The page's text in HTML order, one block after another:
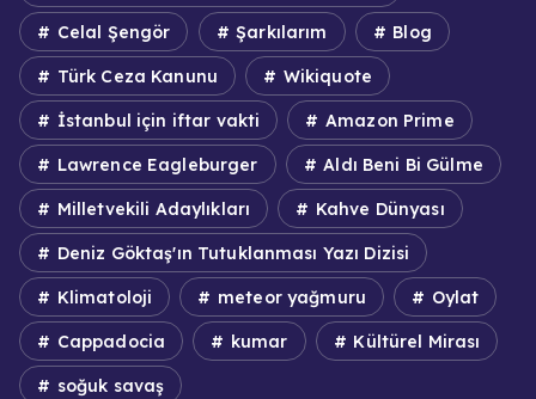
Celal Şengör Şarkılarım Blog
Türk Ceza Kanunu Wikiquote
İstanbul için iftar vakti Amazon Prime
Lawrence Eagleburger Aldı Beni Bi Gülme
Milletvekili Adaylıkları Kahve Dünyası
Deniz Göktaş'ın Tutuklanması Yazı Dizisi
Klimatoloji meteor yağmuru Oylat
Cappadocia kumar Kültürel Mirası
soğuk savaş